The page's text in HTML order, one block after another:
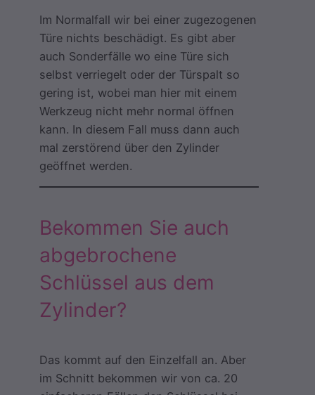
Im Normalfall wir bei einer zugezogenen
Türe nichts beschädigt. Es gibt aber
auch Sonderfälle wo eine Türe sich
selbst verriegelt oder der Türspalt so
gering ist, wobei man hier mit einem
Werkzeug nicht mehr normal öffnen
kann. In diesem Fall muss dann auch
mal zerstörend über den Zylinder
geöffnet werden.
Bekommen Sie auch
abgebrochene
Schlüssel aus dem
Zylinder?
Das kommt auf den Einzelfall an. Aber
im Schnitt bekommen wir von ca. 20